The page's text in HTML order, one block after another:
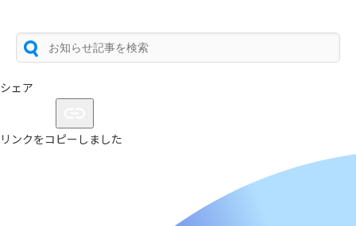
シェア
リンクをコピーしました